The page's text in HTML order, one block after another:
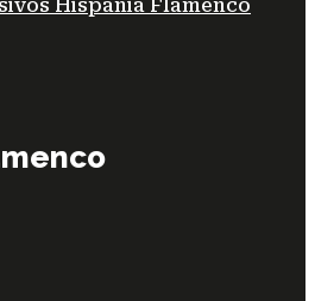
Hispania Flamenco